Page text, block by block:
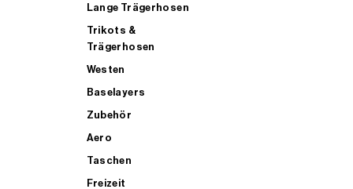
Lange Trägerhosen
Trikots &
Trägerhosen
Westen
Baselayers
Zubehör
Aero
Taschen
Freizeit